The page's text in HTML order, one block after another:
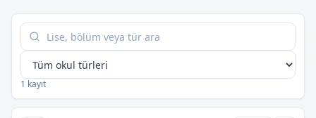
Tabloda ara
1 kayıt